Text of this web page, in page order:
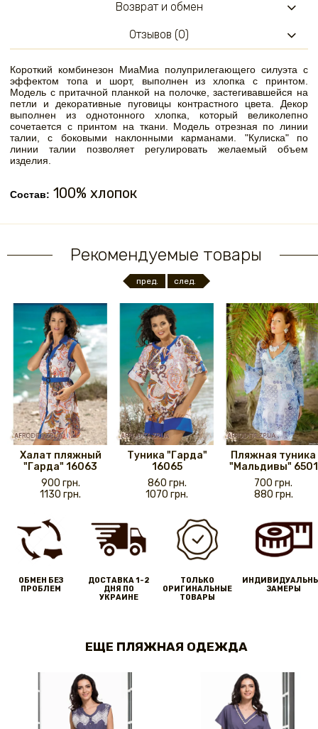
Короткий комбинезон МиаМиа полуприлегающего силуэта с
эффектом топа и шорт, выполнен из хлопка с принтом.
Модель с притачной планкой на полочке, застегивавшейся на
петли и декоративные пуговицы контрастного цвета. Декор
выполнен из однотонного хлопка, который великолепно
сочетается с принтом на ткани. Модель отрезная по линии
талии, с боковыми наклонными карманами. "Кулиска" по
линии талии позволяет регулировать желаемый объем
изделия.
Состав: 100% хлопок
Возврат и обмен
Отзывов (0)
Рекомендуемые товары
пред. след.
Халат пляжный
"Гарда" 16063
900 грн.
1130 грн.
Туника "Гарда"
16065
860 грн.
1070 грн.
Пляжная туника
"Мальдивы" 6501
700 грн.
880 грн.
ОБМЕН БЕЗ
ПРОБЛЕМ
ДОСТАВКА 1-2
ДНЯ ПО
УКРАИНЕ
ТОЛЬКО
ОРИГИНАЛЬНЫЕ
ТОВАРЫ
ЗАМЕРЫ
ЕЩЕ ПЛЯЖНАЯ ОДЕЖДА